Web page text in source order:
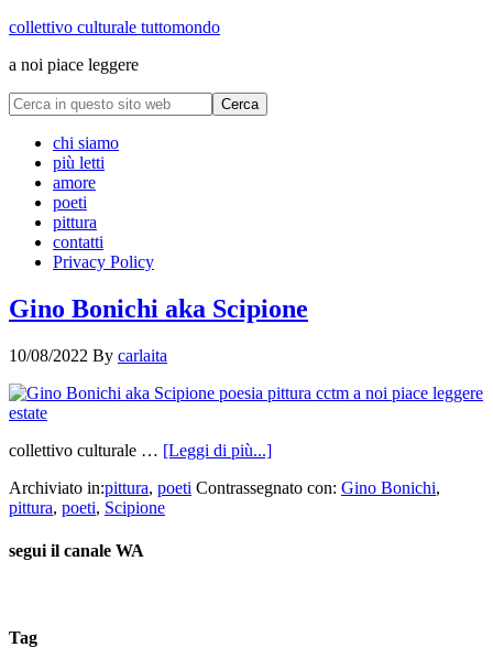
collettivo culturale tuttomondo
a noi piace leggere
chi siamo
più letti
amore
poeti
pittura
contatti
Privacy Policy
Gino Bonichi aka Scipione
10/08/2022 By carlaita
collettivo culturale … [Leggi di più...]
Archiviato in:pittura, poeti Contrassegnato con: Gino Bonichi,
pittura, poeti, Scipione
segui il canale WA
Tag